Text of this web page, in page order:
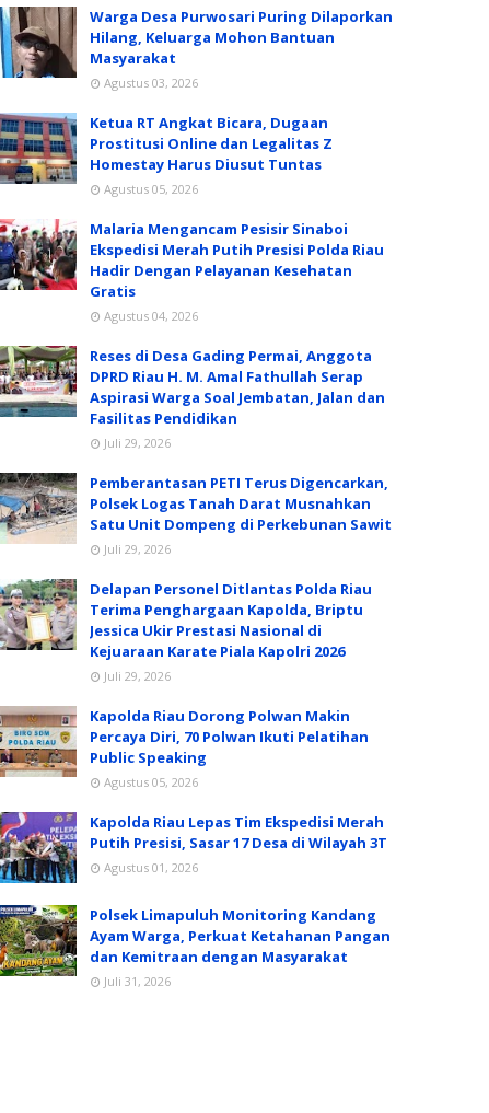
Warga Desa Purwosari Puring Dilaporkan
Hilang, Keluarga Mohon Bantuan
Masyarakat
Agustus 03, 2026
Ketua RT Angkat Bicara, Dugaan
Prostitusi Online dan Legalitas Z
Homestay Harus Diusut Tuntas
Agustus 05, 2026
Malaria Mengancam Pesisir Sinaboi
Ekspedisi Merah Putih Presisi Polda Riau
Hadir Dengan Pelayanan Kesehatan
Gratis
Agustus 04, 2026
Reses di Desa Gading Permai, Anggota
DPRD Riau H. M. Amal Fathullah Serap
Aspirasi Warga Soal Jembatan, Jalan dan
Fasilitas Pendidikan
Juli 29, 2026
Pemberantasan PETI Terus Digencarkan,
Polsek Logas Tanah Darat Musnahkan
Satu Unit Dompeng di Perkebunan Sawit
Juli 29, 2026
Delapan Personel Ditlantas Polda Riau
Terima Penghargaan Kapolda, Briptu
Jessica Ukir Prestasi Nasional di
Kejuaraan Karate Piala Kapolri 2026
Juli 29, 2026
Kapolda Riau Dorong Polwan Makin
Percaya Diri, 70 Polwan Ikuti Pelatihan
Public Speaking
Agustus 05, 2026
Kapolda Riau Lepas Tim Ekspedisi Merah
Putih Presisi, Sasar 17 Desa di Wilayah 3T
Agustus 01, 2026
Polsek Limapuluh Monitoring Kandang
Ayam Warga, Perkuat Ketahanan Pangan
dan Kemitraan dengan Masyarakat
Juli 31, 2026